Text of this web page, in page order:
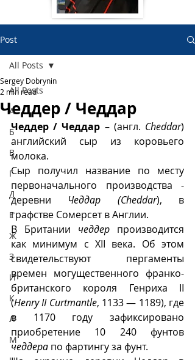
Post
All Posts
А
Б
В
Г
Д
Е
Ж
З
И
К
Л
М
All Posts
Чеддер / Чеддар
Sergey Dobrynin
2 min read
Чеддер / Чеддар – (англ. Cheddar)
английский сыр из коровьего
молока.
Сыр получил название по месту
первоначального производства -
деревни Чеддар (Cheddar), в
графстве Сомерсет в Англии.
В Британии чеддер производится
как минимум с XII века. Об этом
свидетельствуют пергаменты
времен могущественного франко-
британского короля Генриха II
(Henry II Curtmantle, 1133 — 1189), где
в 1170 году зафиксировано
чеддера по фартингу за фунт.